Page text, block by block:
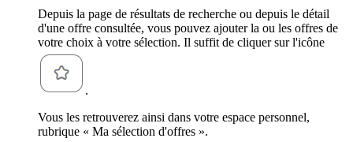
Depuis la page de résultats de recherche ou depuis le détail
d'une offre consultée, vous pouvez ajouter la ou les offres de
votre choix à votre sélection. Il suffit de cliquer sur l'icône
.
Vous les retrouverez ainsi dans votre espace personnel,
rubrique « Ma sélection d'offres ».